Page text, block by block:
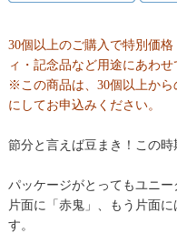
30個以上のご購入で特別価
ィ・記念品など用途にあわせ
※この商品は、30個以上から
にしてお申込みください。
節分と言えば豆まき！この時
パッケージがとってもユニー
片面に「赤鬼」、もう片面
す。